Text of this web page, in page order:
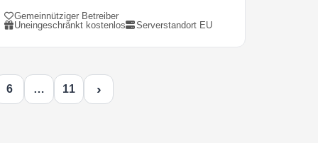
Gemeinnütziger Betreiber
Uneingeschränkt kostenlos
Serverstandort EU
6 … 11 ›